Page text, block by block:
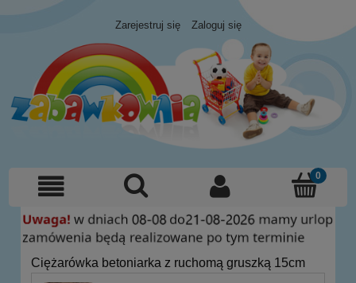
Zarejestruj się Zaloguj się
Ciężarówka betoniarka z ruchomą gruszką 15cm